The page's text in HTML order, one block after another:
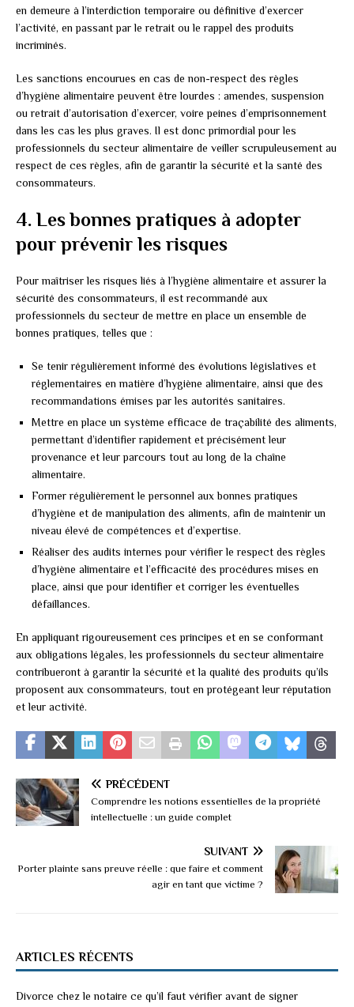
en demeure à l’interdiction temporaire ou définitive d’exercer
l’activité, en passant par le retrait ou le rappel des produits
incriminés.
Les sanctions encourues en cas de non-respect des règles
d’hygiène alimentaire peuvent être lourdes : amendes, suspension
ou retrait d’autorisation d’exercer, voire peines d’emprisonnement
dans les cas les plus graves. Il est donc primordial pour les
professionnels du secteur alimentaire de veiller scrupuleusement au
respect de ces règles, afin de garantir la sécurité et la santé des
consommateurs.
4. Les bonnes pratiques à adopter
pour prévenir les risques
Pour maîtriser les risques liés à l’hygiène alimentaire et assurer la
sécurité des consommateurs, il est recommandé aux
professionnels du secteur de mettre en place un ensemble de
bonnes pratiques, telles que :
Se tenir régulièrement informé des évolutions législatives et
réglementaires en matière d’hygiène alimentaire, ainsi que des
recommandations émises par les autorités sanitaires.
Mettre en place un système efficace de traçabilité des aliments,
permettant d’identifier rapidement et précisément leur
provenance et leur parcours tout au long de la chaîne
alimentaire.
Former régulièrement le personnel aux bonnes pratiques
d’hygiène et de manipulation des aliments, afin de maintenir un
niveau élevé de compétences et d’expertise.
Réaliser des audits internes pour vérifier le respect des règles
d’hygiène alimentaire et l’efficacité des procédures mises en
place, ainsi que pour identifier et corriger les éventuelles
défaillances.
En appliquant rigoureusement ces principes et en se conformant
aux obligations légales, les professionnels du secteur alimentaire
contribueront à garantir la sécurité et la qualité des produits qu’ils
proposent aux consommateurs, tout en protégeant leur réputation
et leur activité.
PRÉCÉDENT
Comprendre les notions essentielles de la propriété
intellectuelle : un guide complet
SUIVANT
Porter plainte sans preuve réelle : que faire et comment
agir en tant que victime ?
ARTICLES RÉCENTS
Divorce chez le notaire ce qu’il faut vérifier avant de signer